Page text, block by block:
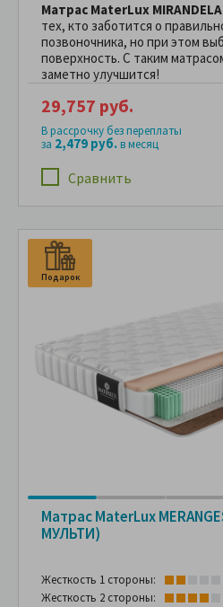
Матрас MaterLux
тех, кто заботится о
позвоночника, но при этом
поверхность. С таким
заметно улучшится!
Сравнить
29,757 руб.
В рассрочку без переплаты
за 2,479 руб.в месяц
Подарок
Матрас MaterLux
МУЛЬТИ)
Жесткость 1 стороны:
Жесткость 2 стороны: